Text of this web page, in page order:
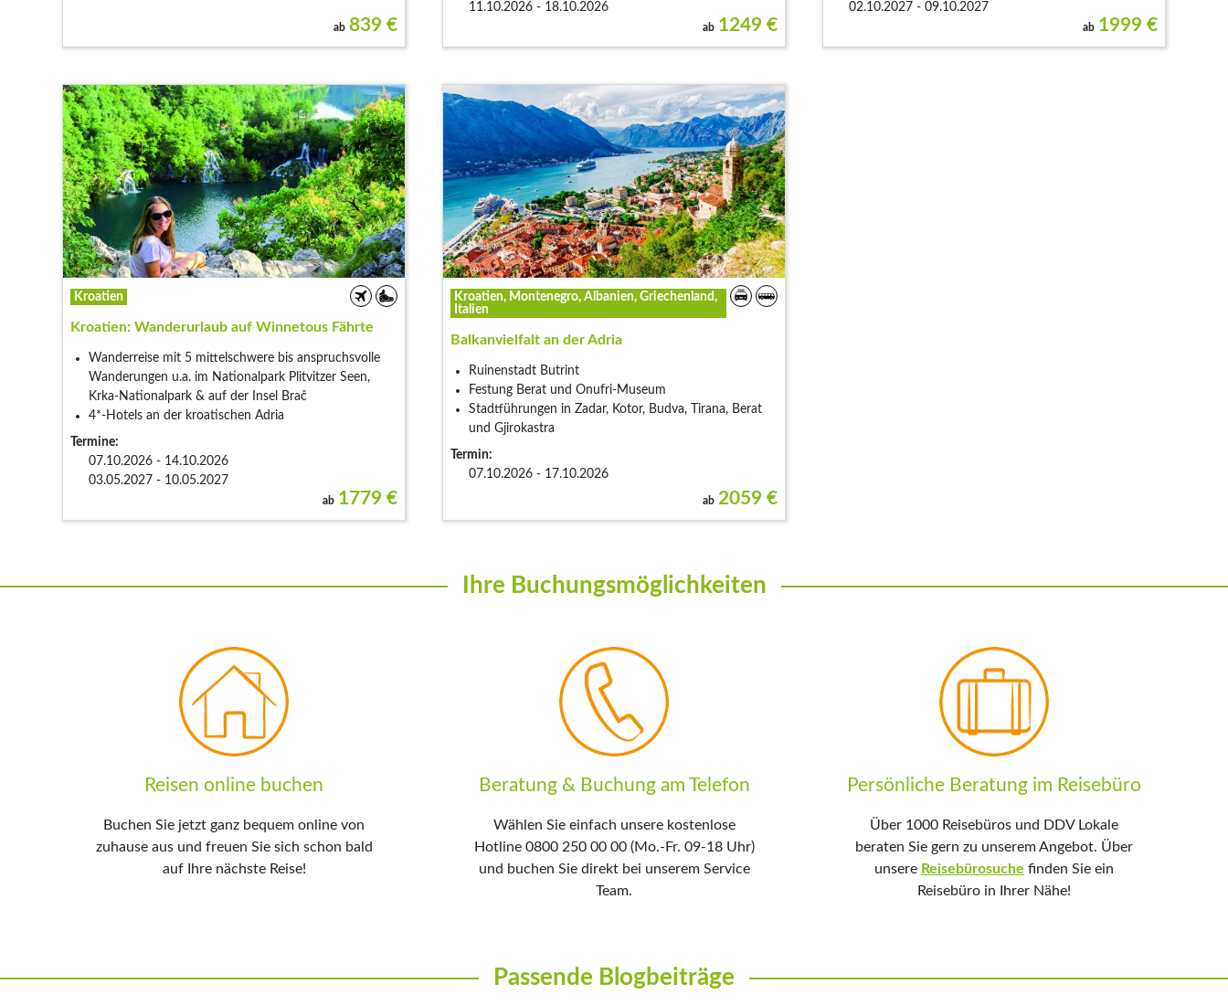
ab 839 €
11.10.2026 - 18.10.2026
ab 1249 €
02.10.2027 - 09.10.2027
ab 1999 €
Kroatien
Kroatien: Wanderurlaub auf Winnetous Fährte
Wanderreise mit 5 mittelschwere bis anspruchsvolle
Wanderungen u.a. im Nationalpark Plitvitzer Seen,
Krka-Nationalpark & auf der Insel Brač
4*-Hotels an der kroatischen Adria
Termine:
07.10.2026 - 14.10.2026
03.05.2027 - 10.05.2027
ab 1779 €
Kroatien, Montenegro, Albanien, Griechenland,
Italien
Balkanvielfalt an der Adria
Ruinenstadt Butrint
Festung Berat und Onufri-Museum
Stadtführungen in Zadar, Kotor, Budva, Tirana, Berat
und Gjirokastra
Termin:
07.10.2026 - 17.10.2026
ab 2059 €
Ihre Buchungsmöglichkeiten
Reisen online buchen
Buchen Sie jetzt ganz bequem online von
zuhause aus und freuen Sie sich schon bald
auf Ihre nächste Reise!
Beratung & Buchung am Telefon
Wählen Sie einfach unsere kostenlose
Hotline 0800 250 00 00 (Mo.-Fr. 09-18 Uhr)
und buchen Sie direkt bei unserem Service
Team.
Persönliche Beratung im Reisebüro
Über 1000 Reisebüros und DDV Lokale
beraten Sie gern zu unserem Angebot. Über
unsere Reisebürosuche finden Sie ein
Reisebüro in Ihrer Nähe!
Passende Blogbeiträge